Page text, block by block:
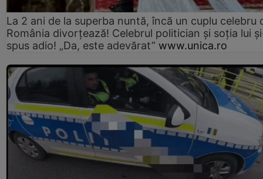
La 2 ani de la superba nuntă, încă un cuplu celebru
România divorțează! Celebrul politician și soția lui
spus adio! „Da, este adevărat” www.unica.ro